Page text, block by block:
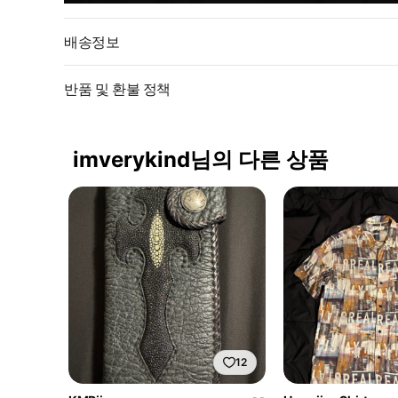
배송정보
반품 및 환불 정책
imverykind님의 다른 상품
12